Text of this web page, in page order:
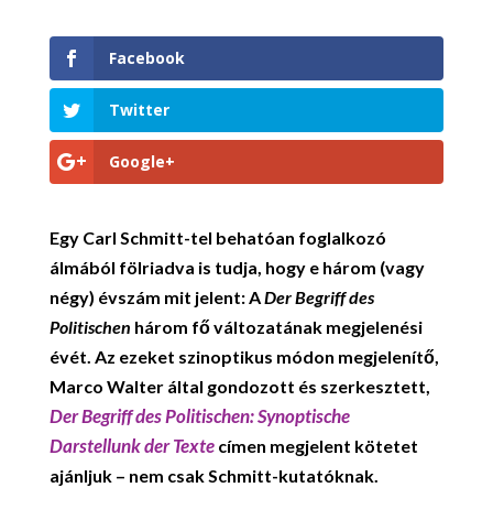
Facebook
Twitter
Google+
Egy Carl Schmitt-tel behatóan foglalkozó
álmából fölriadva is tudja, hogy e három (vagy
négy) évszám mit jelent: ADer Begriff des
Politischen három fő változatának megjelenési
évét. Az ezeket szinoptikus módon megjelenítő,
Marco Walter által gondozott és szerkesztett,
Der Begriff des Politischen: Synoptische
Darstellunk der Textecímen megjelent kötetet
ajánljuk – nem csak Schmitt-kutatóknak.